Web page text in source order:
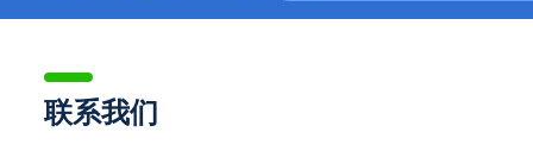
联系我们